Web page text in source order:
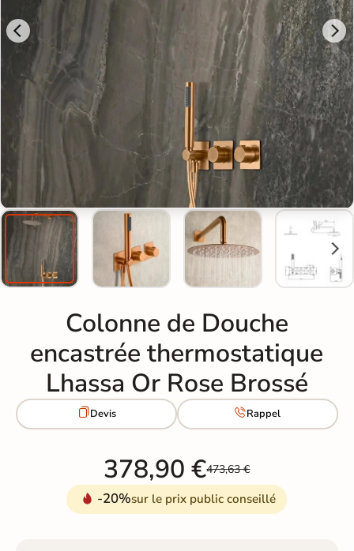
Colonne de Douche
encastrée thermostatique
Lhassa Or Rose Brossé
Devis Rappel
378,90 €473,63 €
-20%sur le prix public conseillé